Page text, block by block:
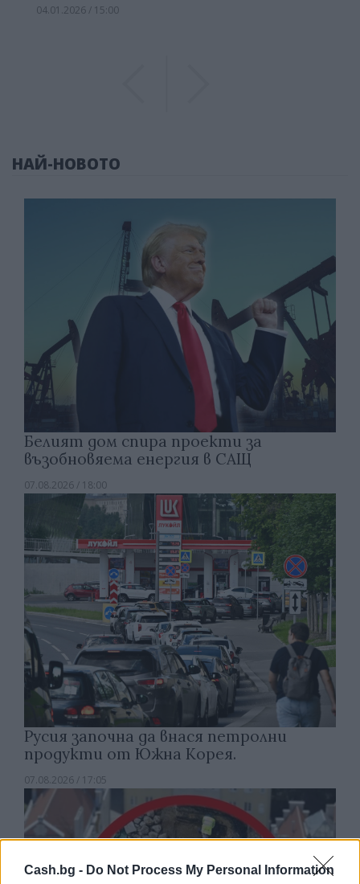
Cash.bg - Do Not Process My Personal Information
04.01.2026 / 15:00
НАЙ-НОВОТО
Белият дом спира проекти за
възобновяема енергия в САЩ
07.08.2026 / 18:00
Русия започна да внася петролни
продукти от Южна Корея.
07.08.2026 / 17:05